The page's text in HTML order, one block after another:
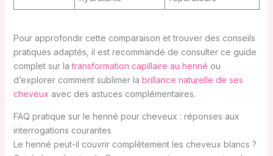
Pour approfondir cette comparaison et trouver des conseils
pratiques adaptés, il est recommandé de consulter ce guide
complet sur latransformation capillaire au henné ou
d’explorer comment sublimer la brillance naturelle de ses
cheveux avec des astuces complémentaires.
FAQ pratique sur le henné pour cheveux : réponses aux
interrogations courantes
Le henné peut-il couvrir complètement les cheveux blancs ?